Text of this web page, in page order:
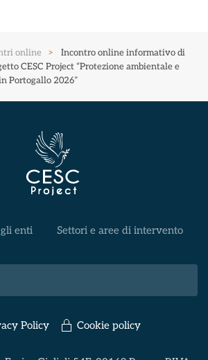
online
Incontro online informativo di
CESC Project “Protezione ambientale e
Portogallo 2026”
enti Settori e aree di intervento
Policy Cookie policy